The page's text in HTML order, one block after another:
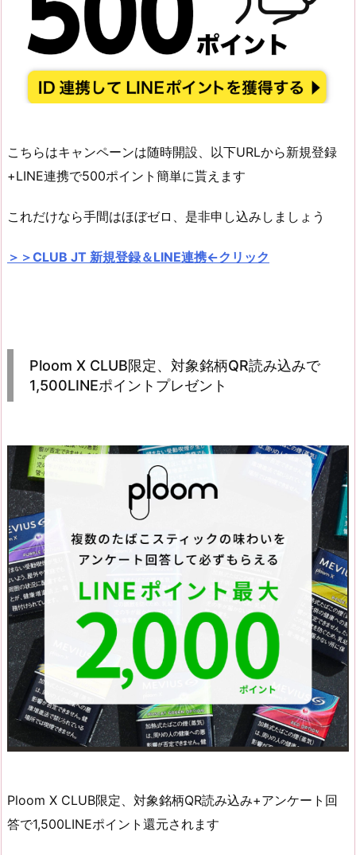
こちらはキャンペーンは随時開設、以下URLから新規登録
+LINE連携で500ポイント簡単に貰えます
これだけなら手間はほぼゼロ、是非申し込みしましょう
＞＞CLUB JT 新規登録＆LINE連携←クリック
Ploom X CLUB限定、対象銘柄QR読み込みで
1,500LINEポイントプレゼント
Ploom X CLUB限定、対象銘柄QR読み込み+アンケート回
答で1,500LINEポイント還元されます